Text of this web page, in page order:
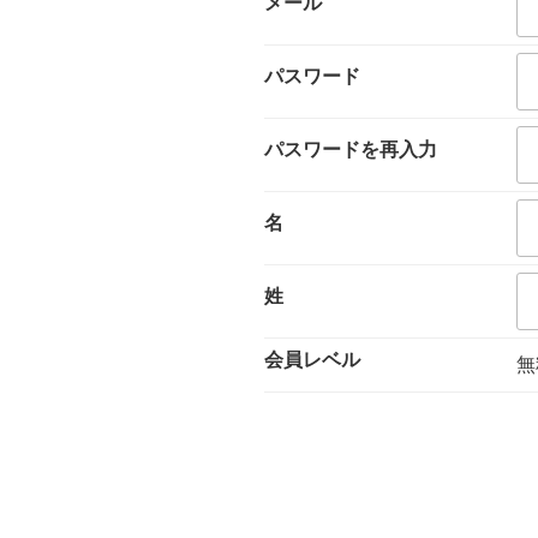
パスワード
パスワードを再入力
名
姓
会員レベル